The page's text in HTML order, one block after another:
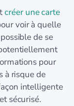
créer une carte
voir à quelle
de se
pour
à risque de
intelligente
sécurisé.